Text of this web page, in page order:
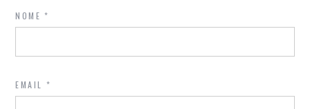
NOME*
EMAIL *